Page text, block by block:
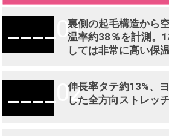
01
裏側の起毛構造から
温率約38％を計測。
しては非常に高い保
02
伸長率タテ約13%、
した全方向ストレッ